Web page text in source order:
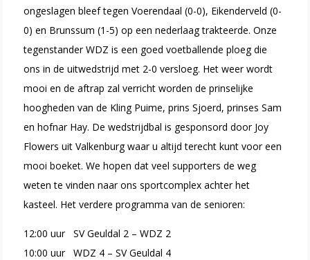
ongeslagen bleef tegen Voerendaal (0-0), Eikenderveld (0-
0) en Brunssum (1-5) op een nederlaag trakteerde. Onze
tegenstander WDZ is een goed voetballende ploeg die
ons in de uitwedstrijd met 2-0 versloeg. Het weer wordt
mooi en de aftrap zal verricht worden de prinselijke
hoogheden van de Kling Puime, prins Sjoerd, prinses Sam
en hofnar Hay. De wedstrijdbal is gesponsord door Joy
Flowers uit Valkenburg waar u altijd terecht kunt voor een
mooi boeket. We hopen dat veel supporters de weg
weten te vinden naar ons sportcomplex achter het
kasteel. Het verdere programma van de senioren:
12:00 uur SV Geuldal 2 – WDZ 2
10:00 uur WDZ 4 – SV Geuldal 4